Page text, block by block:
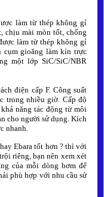
làm từ thép không gỉ
chịu mài mòn tốt, chống
làm từ thép không gỉ
cụm gioăng làm kín trực
một lớp SiC/SiC/NBR
điện cấp F. Công suất
trong nhiều giờ. Cấp độ
năng tác động từ môi
cho người sử dụng. Kích
nhanh.
Ebara tốt hơn ? thì với
riêng, bạn nên xem xét
của mỗi dòng bơm để
phù hợp với nhu cầu sử